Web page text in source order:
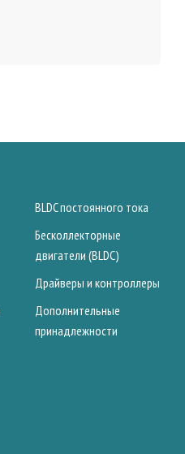
BLDC постоянного тока
Бесколлекторные
двигатели (BLDC)
Драйверы и контроллеры
Дополнительные
принадлежности